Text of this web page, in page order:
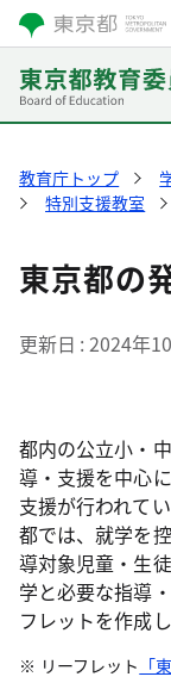
教育庁トップ
特別支援教室
東京都の
更新日 2024年
都内の公立小・
導・支援を中心
支援が行われてい
都では、就学を
導対象児童・生
学と必要な指導
フレットを作成
リーフレット 「